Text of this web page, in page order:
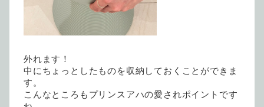
外れます！
中にちょっとしたものを収納しておくことができま
す。
こんなところもプリンスアハの愛されポイントです